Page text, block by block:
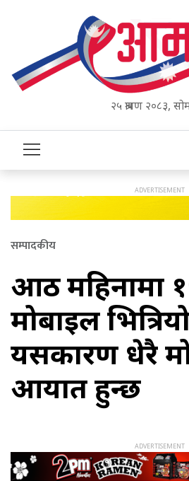
२५ श्रावण २०८३,
सम्पादकीय
आठ महिनामा
मोबाइल
यसकारण धेरै
आयात हुन्छ